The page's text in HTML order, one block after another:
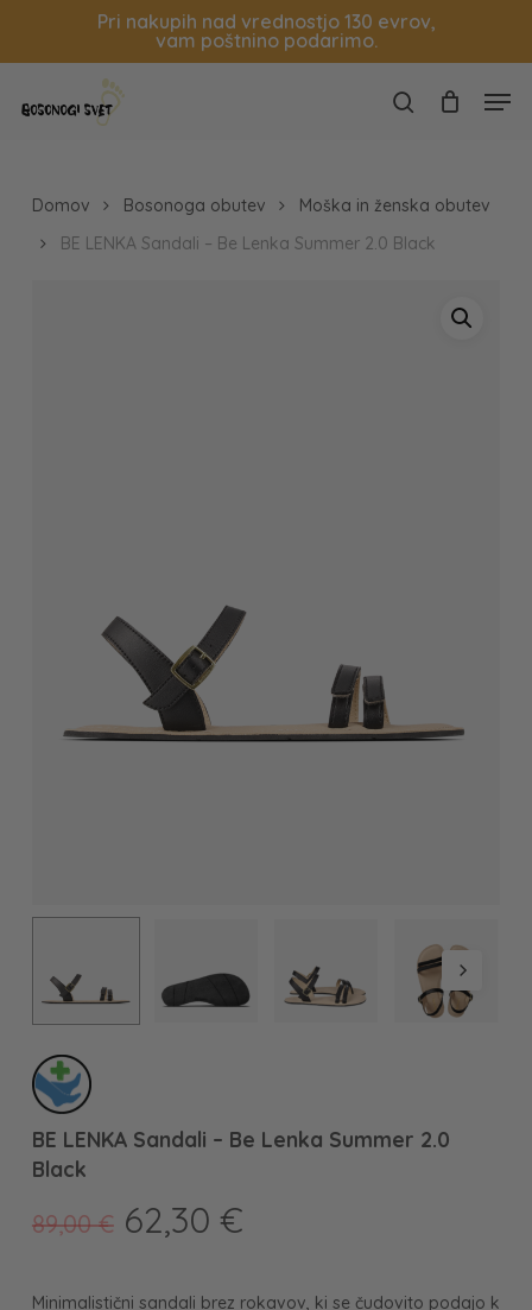
content
Pri nakupih nad vrednostjo 130 evrov,
vam poštnino podarimo.
search
Košarica
Domov Bosonoga obutev
Moška in ženska obutev
BE LENKA Sandali – Be Lenka Summer 2.0 Black
BE LENKA Sandali – Be Lenka Summer 2.0
Black
89,00€ Izvirna
je
62,30 €Trenutna
je:
Minimalistični sandali brez rokavov, ki se čudovito podajo k
Menu